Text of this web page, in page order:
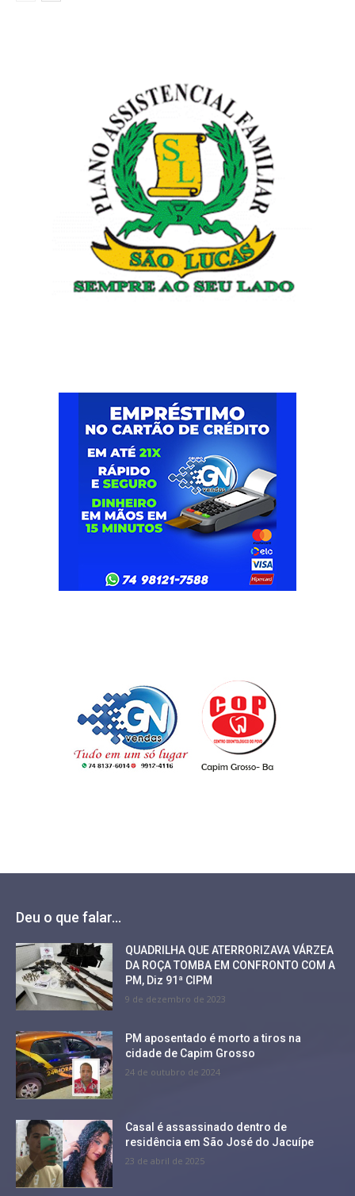
Deu o que falar...
QUADRILHA QUE ATERRORIZAVA VÁRZEA
DA ROÇA TOMBA EM CONFRONTO COM A
PM, Diz 91ª CIPM
9 de dezembro de 2023
PM aposentado é morto a tiros na
cidade de Capim Grosso
24 de outubro de 2024
Casal é assassinado dentro de
residência em São José do Jacuípe
23 de abril de 2025